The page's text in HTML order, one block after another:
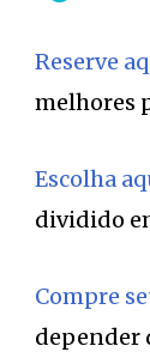
Reserve
melhores
Escolha
dividido
Compre
depender